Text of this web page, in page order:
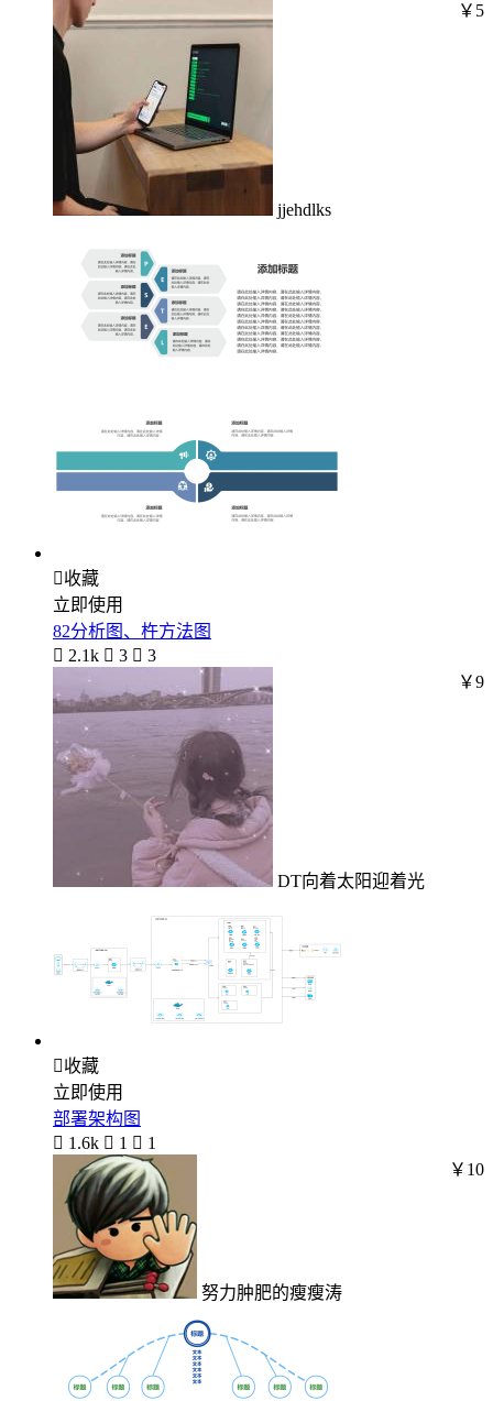
jjehdlks
￥5
收藏
立即使用
82分析图、杵方法图
 2.1k  3  3
DT向着太阳迎着光
￥9
收藏
立即使用
部署架构图
 1.6k  1  1
努力肿肥的瘦瘦涛
￥10